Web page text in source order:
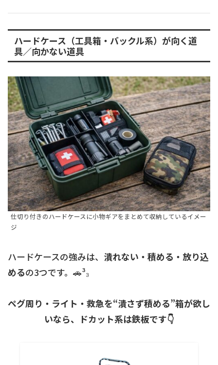
ハードケース（工具箱・バックル系）が向く道
具／向かない道具
仕切り付きのハードケースに小物ギアをまとめて収納しているイメー
ジ
ハードケースの強みは、 潰れない・積める・放り込
めるの3つです。🚗³₃
ペグ周り・ライト・救急を“潰さず積める”箱が欲し
いなら、ドカット系は鉄板です👇